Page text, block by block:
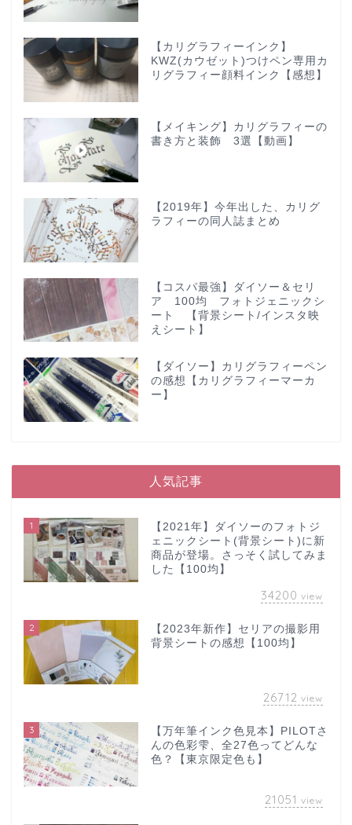
【カリグラフィーインク】
KWZ(カウゼット)つけペン専用カ
リグラフィー顔料インク【感想】
【メイキング】カリグラフィーの
書き方と装飾 3選【動画】
【2019年】今年出した、カリグ
ラフィーの同人誌まとめ
【コスパ最強】ダイソー＆セリ
ア 100均 フォトジェニックシ
ート 【背景シート/インスタ映
えシート】
【ダイソー】カリグラフィーペン
の感想【カリグラフィーマーカ
ー】
人気記事
1
【2021年】ダイソーのフォトジ
ェニックシート(背景シート)に新
商品が登場。さっそく試してみま
した【100均】
34200 view
2
【2023年新作】セリアの撮影用
背景シートの感想【100均】
26712 view
3
【万年筆インク色見本】PILOTさ
んの色彩雫、全27色ってどんな
色？【東京限定色も】
21051 view